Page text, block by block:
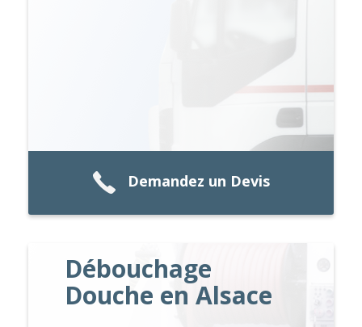
Demandez un Devis
Débouchage
Douche en Alsace